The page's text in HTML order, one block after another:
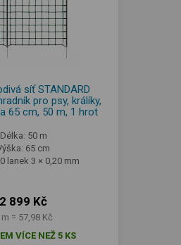
síť STANDARD
pro psy, králíky,
65 cm, 50 m, 1 hrot
Délka: 50 m
65 cm
lanek 3 × 0,20 mm
2 899 Kč
m = 57,98 Kč
VÍCE NEŽ 5 KS